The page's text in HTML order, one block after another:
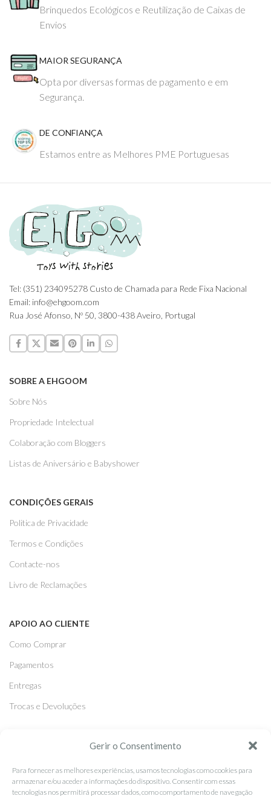
Gerir o Consentimento
Para fornecer as melhores experiências, usamos tecnologias como cookies para
armazenar e/ou aceder a informações do dispositivo. Consentir com essas
tecnologias nos permitirá processar dados, como comportamento de navegação
Brinquedos Ecológicos e Reutilização de Caixas de
Envios
MAIOR SEGURANÇA
Opta por diversas formas de pagamento e em
Segurança.
DE CONFIANÇA
Estamos entre as Melhores PME Portuguesas
Tel: (351) 234095278 Custo de Chamada para Rede Fixa Nacional
Email: info@ehgoom.com
Rua José Afonso, Nº 50, 3800-438 Aveiro, Portugal
SOBRE A EHGOOM
Sobre Nós
Propriedade Intelectual
Colaboração com Bloggers
Listas de Aniversário e Babyshower
CONDIÇÕES GERAIS
Politica de Privacidade
Termos e Condições
Contacte-nos
Livro de Reclamações
APOIO AO CLIENTE
Como Comprar
Pagamentos
Entregas
Trocas e Devoluções
Facebook
Instagram